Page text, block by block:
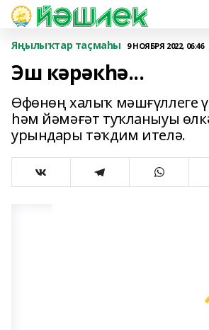
Яңылыҡтар таҫмаһы 9 НОЯБРЯ 2022, 06:46
Эш кәрәкһә...
Өфөнөң халыҡ мәшғүллеге
һәм йәмәғәт туҡланыуы
урындары тәҡдим ителә.